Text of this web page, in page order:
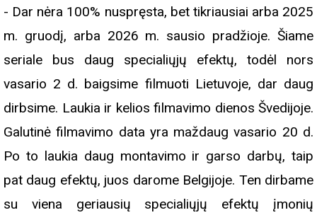
- Dar nėra 100% nuspręsta, bet tikriausiai arba 2025
m. gruodį, arba 2026 m. sausio pradžioje. Šiame
seriale bus daug specialiųjų efektų, todėl nors
vasario 2 d. baigsime filmuoti Lietuvoje, dar daug
dirbsime. Laukia ir kelios filmavimo dienos Švedijoje.
Galutinė filmavimo data yra maždaug vasario 20 d.
Po to laukia daug montavimo ir garso darbų, taip
pat daug efektų, juos darome Belgijoje. Ten dirbame
su viena geriausių specialiųjų efektų įmonių